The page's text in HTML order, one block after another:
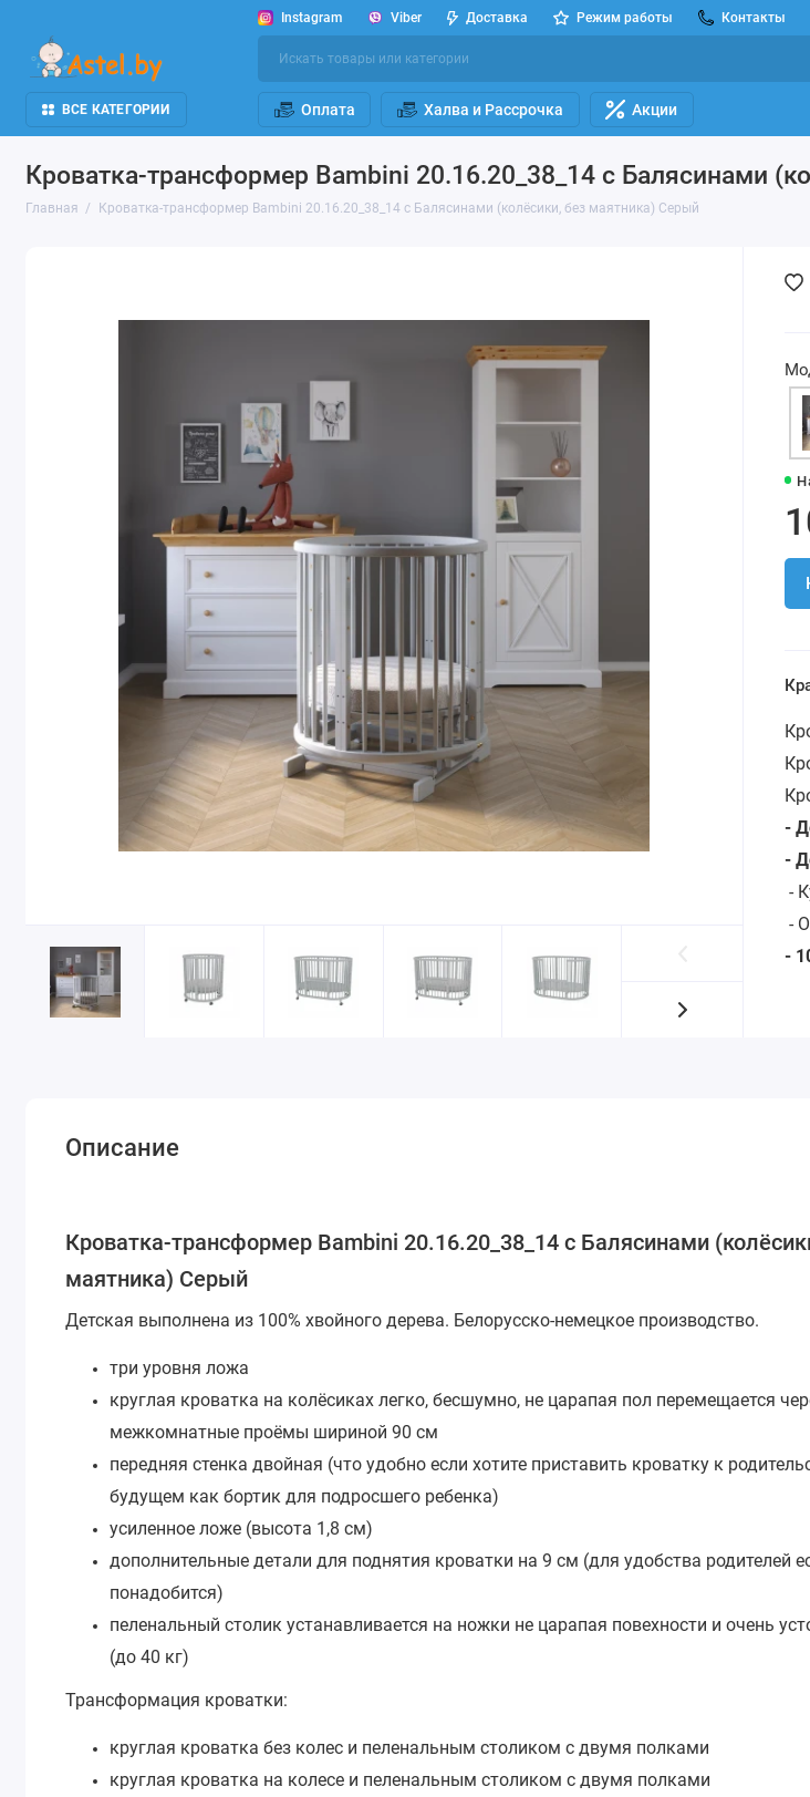
Instagram Viber Доставка Режим работы Контакты
ВСЕ КАТЕГОРИИ Оплата Халва и Рассрочка Акции
Кроватка-трансформер Bambini 20.16.20_38_14 с Балясинами
Главная Кроватка-трансформер Bambini 20.16.20_38_14 с Балясинами (колёсики, без маятника) Серый
-
-
-
-
-
Описание
Кроватка-трансформер Bambini 20.16.20_38_14 с Балясинами
маятника) Серый
Детская выполнена из 100% хвойного дерева. Белорусско-немецкое производство.
три уровня ложа
круглая кроватка на колёсиках легко, бесшумно, не царапая пол перемещается
межкомнатные проёмы шириной 90 см
передняя стенка двойная (что удобно если хотите приставить кроватку к
будущем как бортик для подросшего ребенка)
усиленное ложе (высота 1,8 см)
дополнительные детали для поднятия кроватки на 9 см (для удобства родителей
понадобится)
пеленальный столик устанавливается на ножки не царапая повехности и очень
(до 40 кг)
Трансформация кроватки:
круглая кроватка без колес и пеленальным столиком с двумя полками
круглая кроватка на колесе и пеленальным столиком с двумя полками